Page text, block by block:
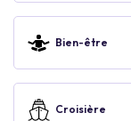
Bien-être
Croisière